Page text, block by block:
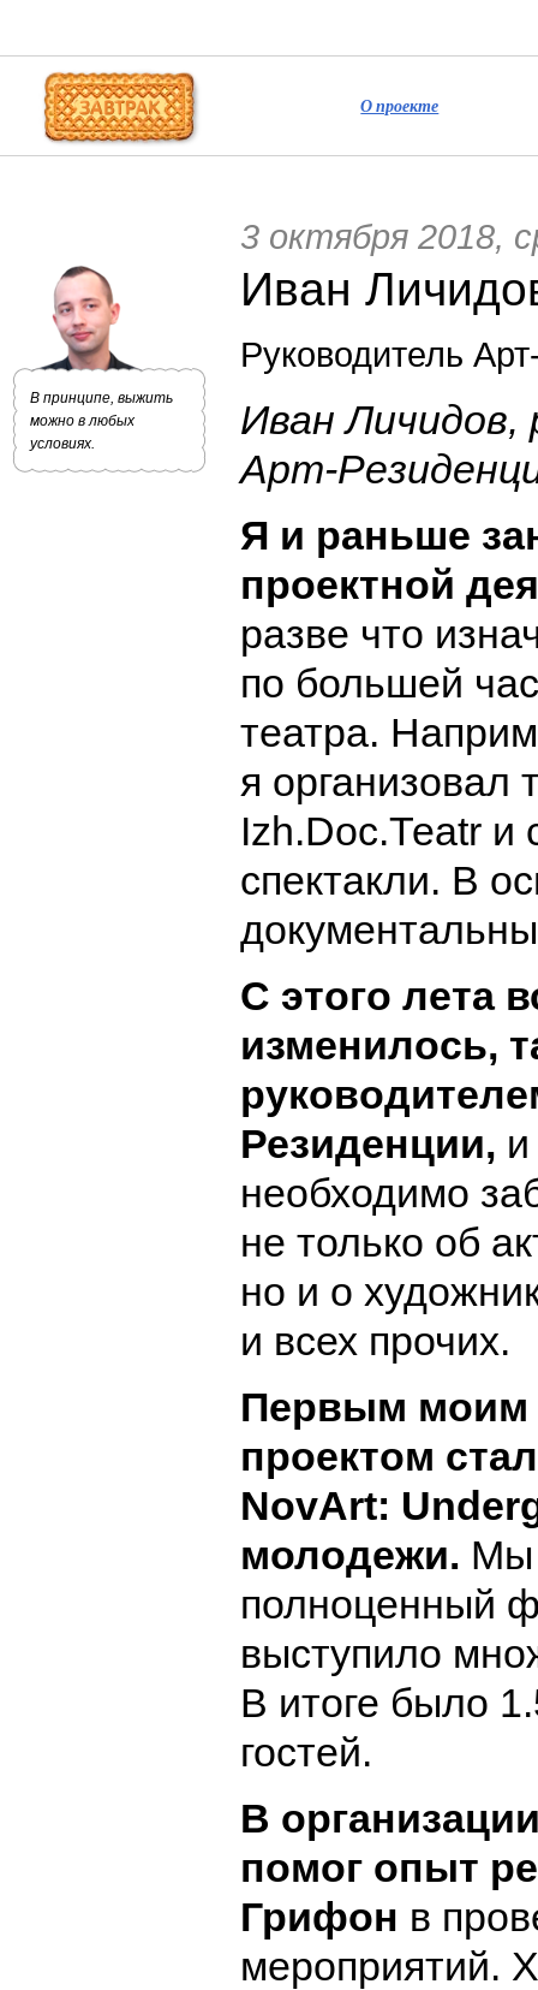
О проекте
В принципе, выжить
можно в любых
условиях.
3 октября 2018,
Иван
Руководитель
Иван Личидов,
Арт-
Я и раньше
проектной
разве что
по большей
театра.
я организовал
Izh.Doc.Теatr и
спектакли. В
С этого лета
изменилось,
Резиденции,
необходимо
не только об
но и о
и всех прочих.
Первым моим
проектом
NovArt:
молодежи. Мы
полноценный
выступило
В итоге было
гостей.
В
помог опыт
Грифон в
мероприятий.